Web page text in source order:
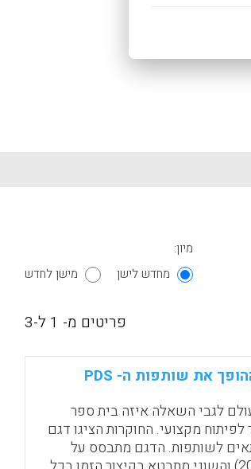
מיון:
מחדש לישן
מישן לחדש
פריטים מ- 1 ל-3
מאפייני בית ספר ההופך את שותפות ה- PDS
לגבי השאלה איזה בית ספר
מקצועי. החוקרות הציגו דגם
לשותפות. הדגם מתבסס על